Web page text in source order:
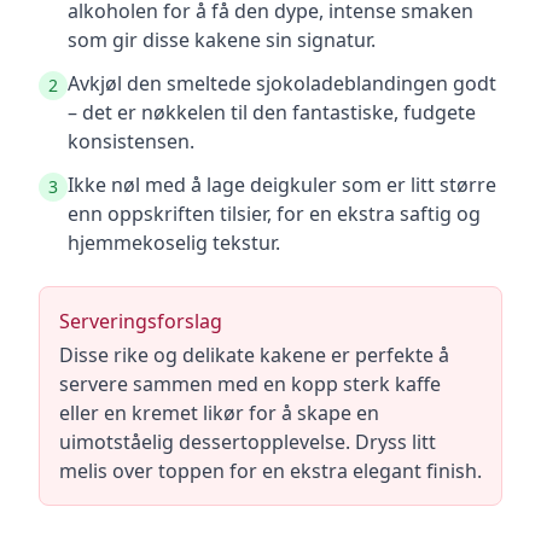
alkoholen for å få den dype, intense smaken
som gir disse kakene sin signatur.
2 Avkjøl den smeltede sjokoladeblandingen godt
– det er nøkkelen til den fantastiske, fudgete
konsistensen.
3 Ikke nøl med å lage deigkuler som er litt større
enn oppskriften tilsier, for en ekstra saftig og
hjemmekoselig tekstur.
Serveringsforslag
Disse rike og delikate kakene er perfekte å
servere sammen med en kopp sterk kaffe
eller en kremet likør for å skape en
uimotståelig dessertopplevelse. Dryss litt
melis over toppen for en ekstra elegant finish.